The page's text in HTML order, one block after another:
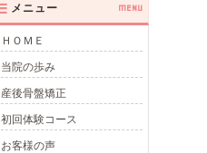
メニュー MENU
ＨＯＭＥ
当院の歩み
産後骨盤矯正
初回体験コース
お客様の声